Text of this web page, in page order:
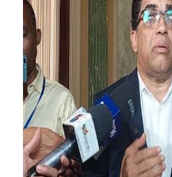
Inauguran capilla católica
De periodista a bachatero;
Dominicano Edwin
Centro Aeronáutico
RD ENTREGA EN
Alcaldesa Carolina Mejía